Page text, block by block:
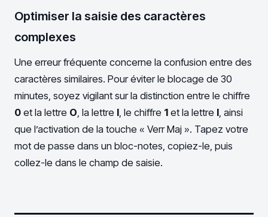
Optimiser la saisie des caractères
complexes
Une erreur fréquente concerne la confusion entre des
caractères similaires. Pour éviter le blocage de 30
minutes, soyez vigilant sur la distinction entre le chiffre
0 et la lettre O, la lettre l, le chiffre 1 et la lettre I, ainsi
que l’activation de la touche « Verr Maj ». Tapez votre
mot de passe dans un bloc-notes, copiez-le, puis
collez-le dans le champ de saisie.